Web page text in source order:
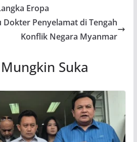
Eropa
Dokter Penyelamat di Tengah
Konflik Negara Myanmar
Suka